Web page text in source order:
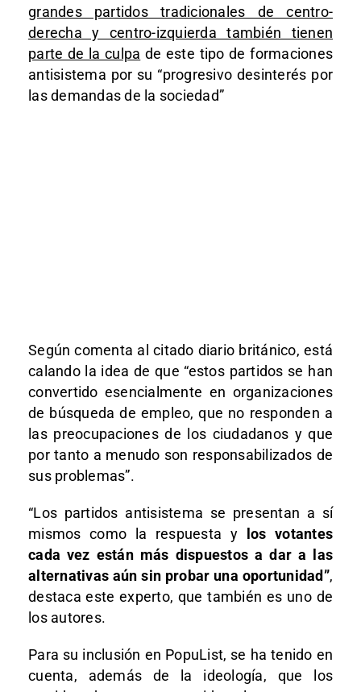
grandes partidos tradicionales de centro-
derecha y centro-izquierda también tienen
parte de la culpa de este tipo de formaciones
antisistema por su “progresivo desinterés por
las demandas de la sociedad”
Según comenta al citado diario británico, está
calando la idea de que “estos partidos se han
convertido esencialmente en organizaciones
de búsqueda de empleo, que no responden a
las preocupaciones de los ciudadanos y que
por tanto a menudo son responsabilizados de
sus problemas”.
“Los partidos antisistema se presentan a sí
mismos como la respuesta y
los votantes
cada vez están más dispuestos a dar a las
alternativas aún sin probar una oportunidad”,
destaca este experto, que también es uno de
los autores.
Para su inclusión en PopuList, se ha tenido en
cuenta, además de la ideología, que los